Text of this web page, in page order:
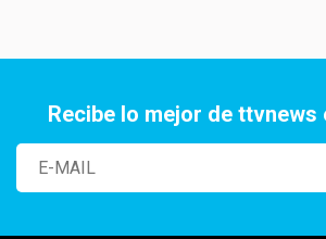
Recibe lo mejor de ttvnews